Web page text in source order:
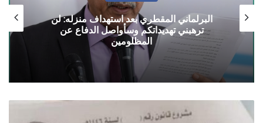
البرلماني المقطري بعد استهداف منزله: لن
ترهبني تهديداتكم وسأواصل الدفاع عن
المظلومين
"يمنات"
ينشر